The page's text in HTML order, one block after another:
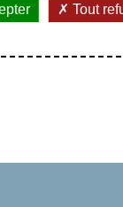
Tout